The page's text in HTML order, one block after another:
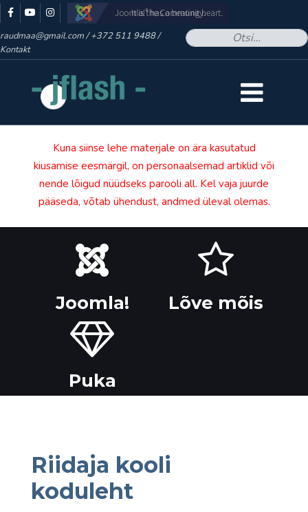
raudmaa@gmail.com/+372 511 9488 /
Kontakt
- Otsid midagi kindlat? -
Kuna siinse lehe materjale on ära kasutatud
kiusamise eesmärgil, on personaalsemad artiklid või
nende lõigud nüüdseks parooli all. Kel vaja juurde
pääseda, võtab ühendust, andmed üleval olemas.
Joomla! Lõve mõis
Puka
Riidaja kooli
koduleht